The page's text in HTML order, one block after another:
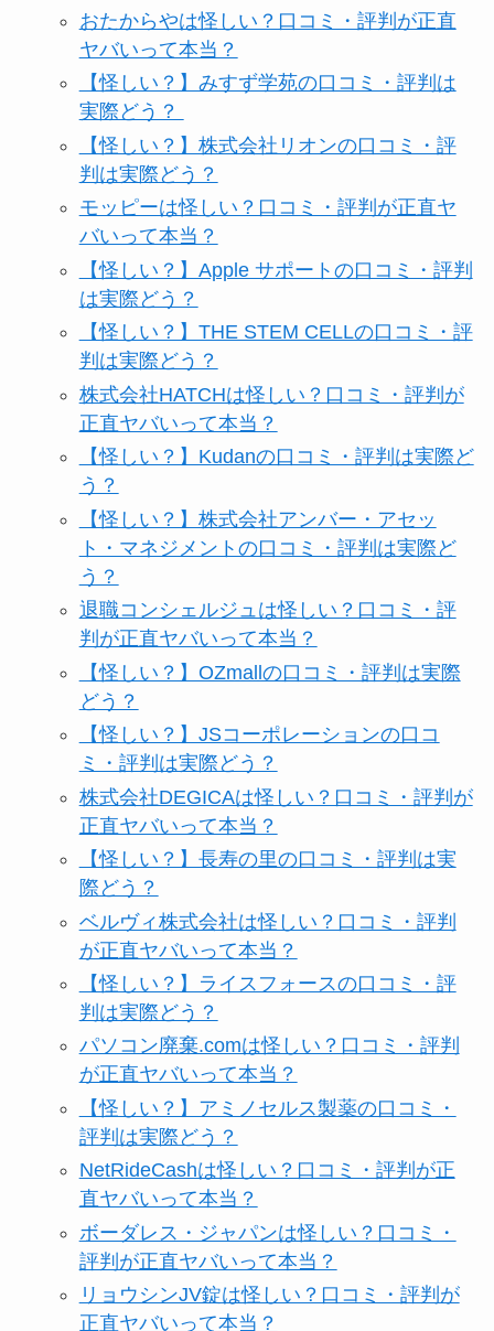
おたからやは怪しい？口コミ・評判が正直
ヤバいって本当？
【怪しい？】みすず学苑の口コミ・評判は
実際どう？
【怪しい？】株式会社リオンの口コミ・評
判は実際どう？
モッピーは怪しい？口コミ・評判が正直ヤ
バいって本当？
【怪しい？】Apple サポートの口コミ・評判
は実際どう？
【怪しい？】THE STEM CELLの口コミ・評
判は実際どう？
株式会社HATCHは怪しい？口コミ・評判が
正直ヤバいって本当？
【怪しい？】Kudanの口コミ・評判は実際ど
う？
【怪しい？】株式会社アンバー・アセッ
ト・マネジメントの口コミ・評判は実際ど
う？
退職コンシェルジュは怪しい？口コミ・評
判が正直ヤバいって本当？
【怪しい？】OZmallの口コミ・評判は実際
どう？
【怪しい？】JSコーポレーションの口コ
ミ・評判は実際どう？
株式会社DEGICAは怪しい？口コミ・評判が
正直ヤバいって本当？
【怪しい？】長寿の里の口コミ・評判は実
際どう？
ベルヴィ株式会社は怪しい？口コミ・評判
が正直ヤバいって本当？
【怪しい？】ライスフォースの口コミ・評
判は実際どう？
パソコン廃棄.comは怪しい？口コミ・評判
が正直ヤバいって本当？
【怪しい？】アミノセルス製薬の口コミ・
評判は実際どう？
NetRideCashは怪しい？口コミ・評判が正
直ヤバいって本当？
ボーダレス・ジャパンは怪しい？口コミ・
評判が正直ヤバいって本当？
リョウシンJV錠は怪しい？口コミ・評判が
正直ヤバいって本当？